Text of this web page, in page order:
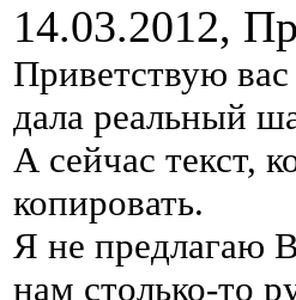
14.03.2012,
Приветствую
дала реальный
А сейчас текст,
копировать.
Я не предлагаю
нам столько-то